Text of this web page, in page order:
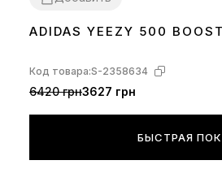
36 3738 39 404142 434445
ADIDAS YEEZY 500
Код товара:S-2358634
6420 грн3627 грн
БЫСТРАЯ